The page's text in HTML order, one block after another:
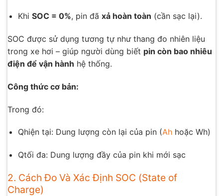
Khi SOC = 0%, pin đã xả hoàn toàn (cần sạc lại).
SOC được sử dụng tương tự như thang đo nhiên liệu
trong xe hơi – giúp người dùng biết pin còn bao nhiêu
điện để vận hành hệ thống.
Công thức cơ bản:
Trong đó:
Qhiện tại: Dung lượng còn lại của pin (Ahhoặc Wh)
Qtối đa: Dung lượng đầy của pin khi mới sạc
2. Cách Đo Và Xác Định SOC (State of
Charge)